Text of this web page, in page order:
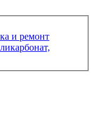
и ремонт